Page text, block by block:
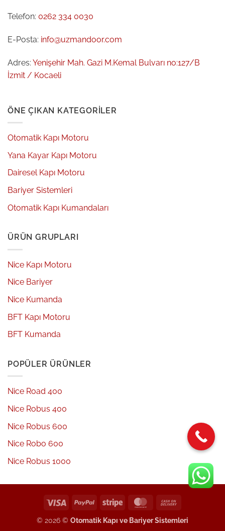
Telefon: 0262 334 0030
E-Posta: info@uzmandoor.com
Adres: Yenişehir Mah. Gazi M.Kemal Bulvarı no:127/B
İzmit / Kocaeli
ÖNE ÇIKAN KATEGORILER
Otomatik Kapı Motoru
Yana Kayar Kapı Motoru
Dairesel Kapı Motoru
Bariyer Sistemleri
Otomatik Kapı Kumandaları
ÜRÜN GRUPLARI
Nice Kapı Motoru
Nice Bariyer
Nice Kumanda
BFT Kapı Motoru
BFT Kumanda
POPÜLER ÜRÜNLER
Nice Road 400
Nice Robus 400
Nice Robus 600
Nice Robo 600
Nice Robus 1000
Visa PayPal Stripe MasterCard
Delivery
© 2026 © Otomatik Kapı ve Bariyer Sistemleri